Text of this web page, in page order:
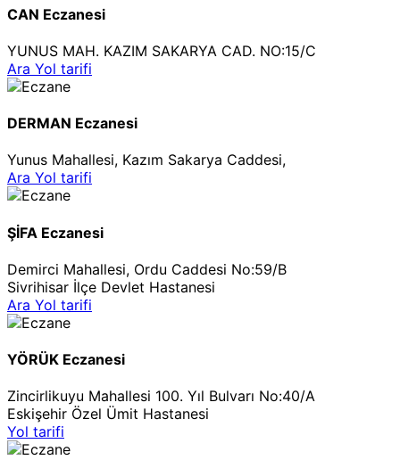
CAN Eczanesi
YUNUS MAH. KAZIM SAKARYA CAD. NO:15/C
Ara Yol tarifi
DERMAN Eczanesi
Yunus Mahallesi, Kazım Sakarya Caddesi,
Ara Yol tarifi
ŞİFA Eczanesi
Demirci Mahallesi, Ordu Caddesi No:59/B
Sivrihisar İlçe Devlet Hastanesi
Ara Yol tarifi
YÖRÜK Eczanesi
Zincirlikuyu Mahallesi 100. Yıl Bulvarı No:40/A
Eskişehir Özel Ümit Hastanesi
Yol tarifi